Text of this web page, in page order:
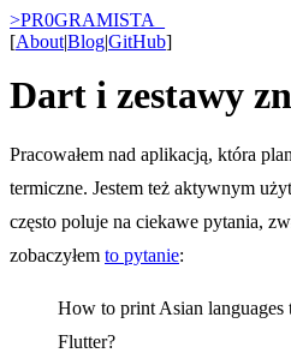
>PR0GRAMISTA
[About|Blog|GitHub]
Dart i zestawy
Pracowałem nad aplikacją, która
termiczne. Jestem też aktywnym
często poluje na ciekawe pytania,
zobaczyłem to pytanie:
How to print Asian languages
Flutter?